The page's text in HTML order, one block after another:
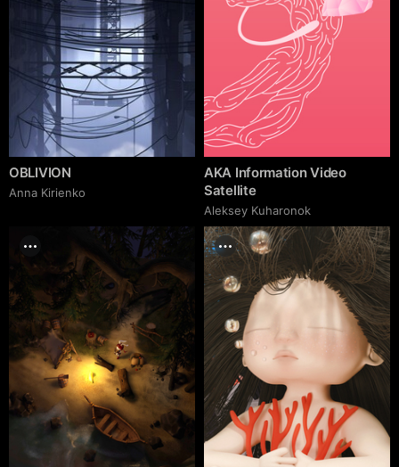
OBLIVION
Anna Kirienko
AKA Information Video
Satellite
Aleksey Kuharonok